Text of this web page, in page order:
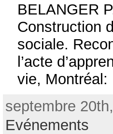
BELANGER
Construction
sociale.
l’acte
vie, Montréal:
septembre
Evénements